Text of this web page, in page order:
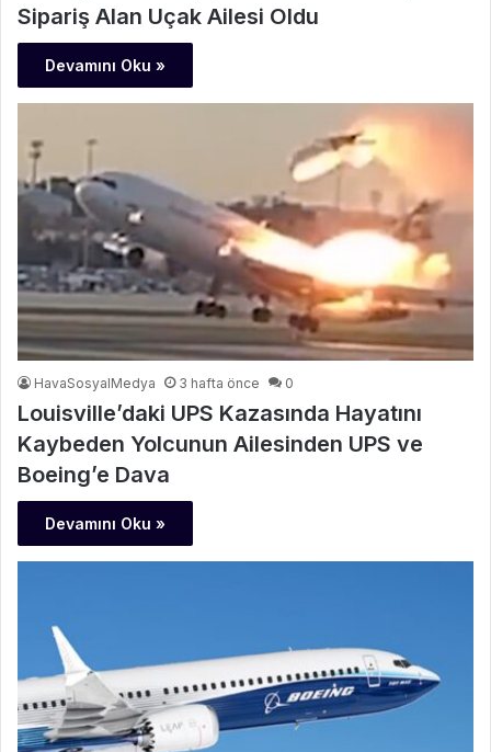
Sipariş Alan Uçak Ailesi Oldu
Devamını Oku »
HavaSosyalMedya 3 hafta önce 0
Louisville’daki UPS Kazasında Hayatını
Kaybeden Yolcunun Ailesinden UPS ve
Boeing’e Dava
Devamını Oku »